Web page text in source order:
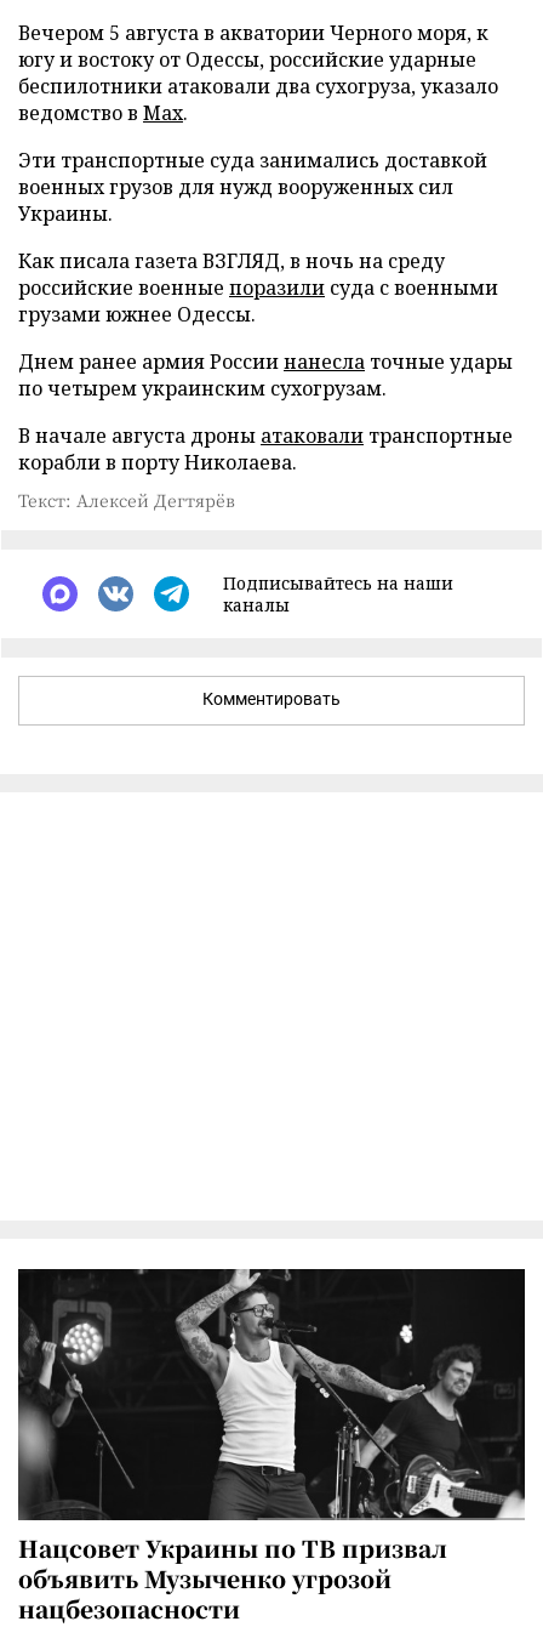
Вечером 5 августа в акватории Черного моря, к
югу и востоку от Одессы, российские ударные
беспилотники атаковали два сухогруза, указало
ведомство в Max.
Эти транспортные суда занимались доставкой
военных грузов для нужд вооруженных сил
Украины.
Как писала газета ВЗГЛЯД, в ночь на среду
российские военные поразили суда с военными
грузами южнее Одессы.
Днем ранее армия Россиинанесла точные удары
по четырем украинским сухогрузам.
В начале августа дроны атаковали транспортные
корабли в порту Николаева.
Текст: Алексей Дегтярёв
Подписывайтесь на наши
каналы
Комментировать
Нацсовет Украины по ТВ призвал
объявить Музыченко угрозой
нацбезопасности